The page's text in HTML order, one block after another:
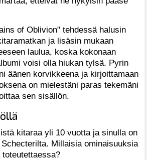
of Oblivion" tehdessä halusin
ja lisäsin mukaan
laulua, koska kokonaan
voisi olla hiukan tylsä. Pyrin
äänen korvikkeena ja kirjoittamaan
on mielestäni paras tekemäni
sen sisällön.
kitaraa yli 10 vuotta ja sinulla on
Millaisia ominaisuuksia